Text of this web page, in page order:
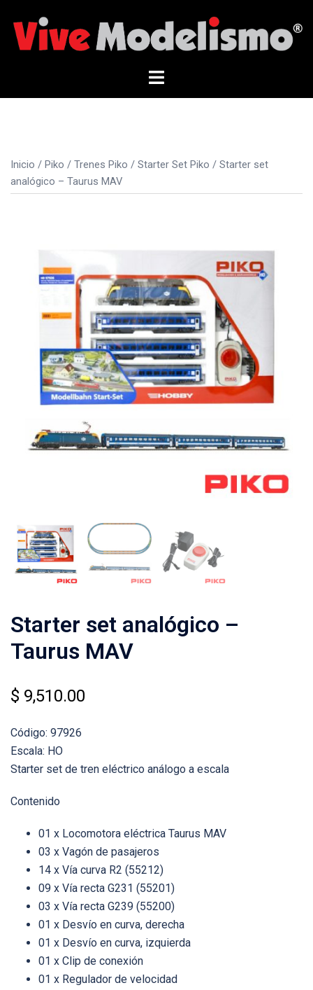
contenido
Alternar
Inicio / Piko / Trenes Piko / Starter Set Piko / Starter set
analógico – Taurus MAV
Starter set analógico –
Taurus MAV
$ 9,510.00
Código: 97926
Escala: HO
Starter set de tren eléctrico análogo a escala
Contenido
01 x Locomotora eléctrica Taurus MAV
03 x Vagón de pasajeros
14 x Vía curva R2 (55212)
09 x Vía recta G231 (55201)
03 x Vía recta G239 (55200)
01 x Desvío en curva, derecha
01 x Desvío en curva, izquierda
01 x Clip de conexión
01 x Regulador de velocidad